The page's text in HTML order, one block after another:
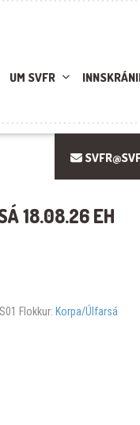
UM SVFR
18.08.26 EH
Flokkur: Korpa/Úlfarsá